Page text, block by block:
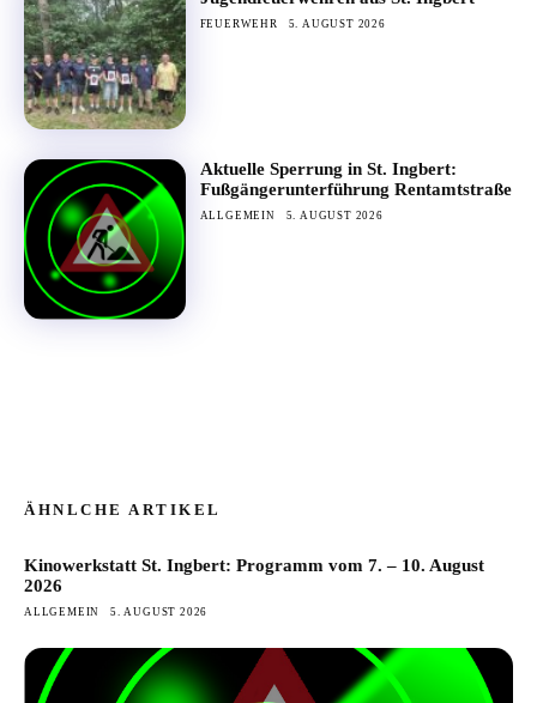
FEUERWEHR 5. AUGUST 2026
Aktuelle Sperrung in St. Ingbert:
Fußgängerunterführung Rentamtstraße
ALLGEMEIN 5. AUGUST 2026
ÄHNLCHE ARTIKEL
Kinowerkstatt St. Ingbert: Programm vom 7. – 10. August
2026
ALLGEMEIN 5. AUGUST 2026